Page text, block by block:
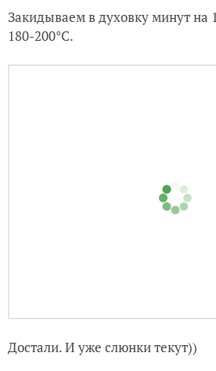
Все скрутил и в противень
Смазываем конвертики взбитым